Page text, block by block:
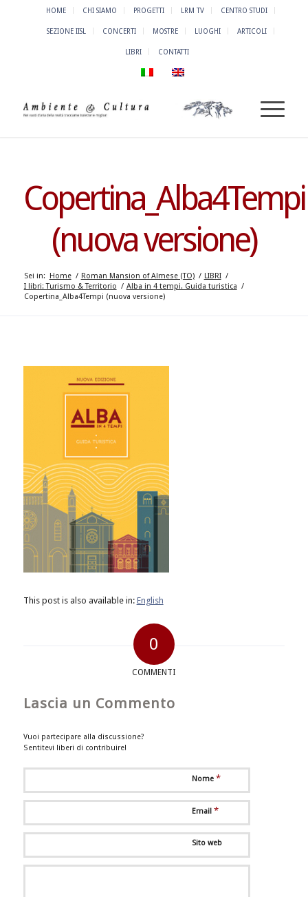
HOME CHI SIAMO PROGETTI LRM TV CENTRO STUDI
SEZIONE IISL CONCERTI MOSTRE LUOGHI ARTICOLI
LIBRI CONTATTI
Copertina_Alba4Tempi
(nuova versione)
Sei in: Home / Roman Mansion of Almese (TO) / LIBRI /
I libri: Turismo & Territorio / Alba in 4 tempi. Guida turistica /
Copertina_Alba4Tempi (nuova versione)
This post is also available in: English
0
COMMENTI
Lascia un Commento
Vuoi partecipare alla discussione?
Sentitevi liberi di contribuire!
Nome *
Email *
Sito web